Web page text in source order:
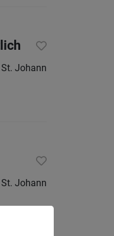
Johann
Johann